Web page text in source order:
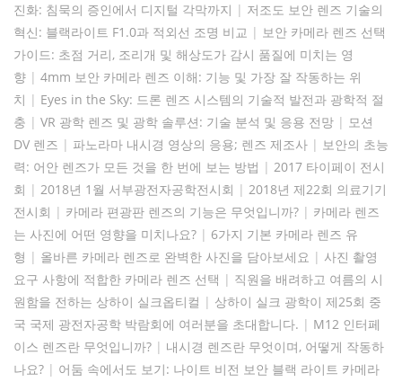
진화: 침묵의 증인에서 디지털 각막까지 | 저조도 보안 렌즈 기술의
혁신: 블랙라이트 F1.0과 적외선 조명 비교 | 보안 카메라 렌즈 선택
가이드: 초점 거리, 조리개 및 해상도가 감시 품질에 미치는 영
향 | 4mm 보안 카메라 렌즈 이해: 기능 및 가장 잘 작동하는 위
치 | Eyes in the Sky: 드론 렌즈 시스템의 기술적 발전과 광학적 절
충 | VR 광학 렌즈 및 광학 솔루션: 기술 분석 및 응용 전망 | 모션
DV 렌즈 | 파노라마 내시경 영상의 응용; 렌즈 제조사 | 보안의 초능
력: 어안 렌즈가 모든 것을 한 번에 보는 방법 | 2017 타이페이 전시
회 | 2018년 1월 서부광전자공학전시회 | 2018년 제22회 의료기기
전시회 | 카메라 편광판 렌즈의 기능은 무엇입니까? | 카메라 렌즈
는 사진에 어떤 영향을 미치나요? | 6가지 기본 카메라 렌즈 유
형 | 올바른 카메라 렌즈로 완벽한 사진을 담아보세요 | 사진 촬영
요구 사항에 적합한 카메라 렌즈 선택 | 직원을 배려하고 여름의 시
원함을 전하는 상하이 실크옵티컬 | 상하이 실크 광학이 제25회 중
국 국제 광전자공학 박람회에 여러분을 초대합니다. | M12 인터페
이스 렌즈란 무엇입니까? | 내시경 렌즈란 무엇이며, 어떻게 작동하
나요? | 어둠 속에서도 보기: 나이트 비전 보안 블랙 라이트 카메라